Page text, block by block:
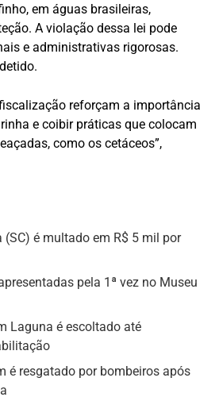
em águas brasileiras,
A violação dessa lei pode
e administrativas rigorosas.
reforçam a importância
e coibir práticas que colocam
como os cetáceos”,
(SC) é multado em R$ 5 mil por
pela 1ª vez no Museu
Laguna é escoltado até
é resgatado por bombeiros após